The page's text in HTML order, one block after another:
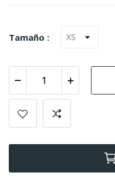
Tamaño :